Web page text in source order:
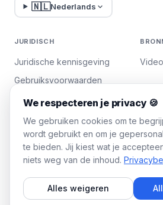
🇳🇱Nederlands
JURIDISCH
Juridische kennisgeving
Gebruiksvoorwaarden
Privacybeleid
Cookies beheren
WAALAXY
Team Plan
We respecteren je privacy 🍪
We gebruiken cookies om te
wordt gebruikt en om je
te bieden. Jij kiest wat je
niets weg van de inhoud.
Alles weigeren